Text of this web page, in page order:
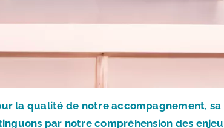
la qualité de notre accompagnement,
par notre compréhension des